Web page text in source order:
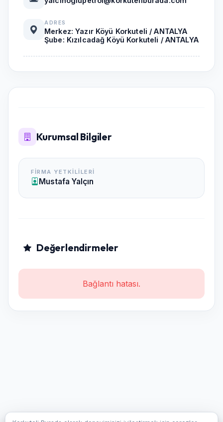
Kurumsal Bilgiler
FIRMA YETKILILERI
Mustafa Yalçın
Değerlendirmeler
Bağlantı hatası.
ADRES
Merkez: Yazır Köyü Korkuteli / ANTALYA
Şube: Kızılcadağ Köyü Korkuteli / ANTALYA